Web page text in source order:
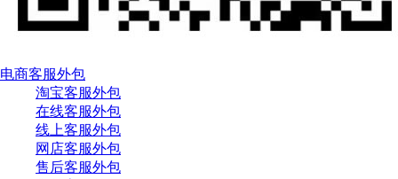
电商客服外包
淘宝客服外包
在线客服外包
线上客服外包
网店客服外包
售后客服外包